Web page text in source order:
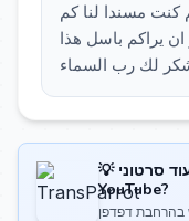
كنت مسندا لنا كم
يراكم باسل هذا
لك رب السماء
💡 רוצה לתרגם עוד סרטוני
YouTube?